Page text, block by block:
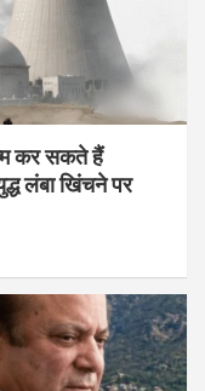
कर सकते हैं
लंबा खिंचने पर